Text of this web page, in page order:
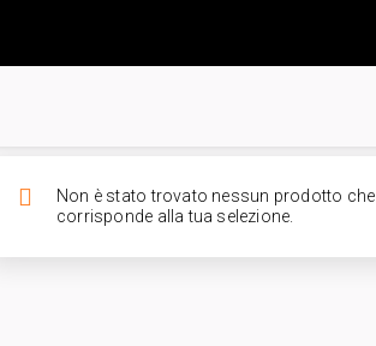
Non è stato trovato nessun prodotto che
corrisponde alla tua selezione.